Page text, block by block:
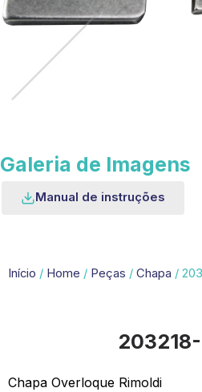
Galeria de Imagens
Manual de instruções
Início / Home / Peças / Chapa /
Chapa Overloque Rimoldi